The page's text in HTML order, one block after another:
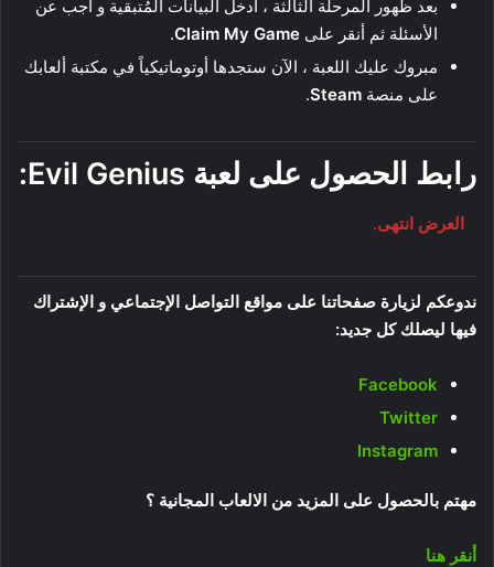
بعد ظهور المرحلة الثالثة ، أدخل البيانات المُتبقية و أجب عن
الأسئلة ثم أنقر على Claim My Game
.
مبروك عليك اللعبة ، الآن ستجدها أوتوماتيكياً في مكتبة ألعابك
على منصة Steam
.
رابط الحصول على لعبة Evil Genius:
العرض انتهى.
ندوعكم لزيارة صفحاتنا على مواقع التواصل الإجتماعي و الإشتراك
فيها ليصلك كل جديد:
Facebook
Twitter
Instagram
مهتم بالحصول على المزيد من الالعاب المجانية ؟
أنقر هنا